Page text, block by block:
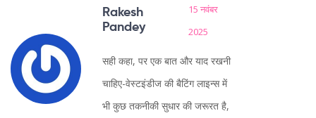
Rakesh
Pandey
15 नवंबर
2025
सही कहा, पर एक बात और याद रखनी
चाहिए-वेस्टइंडीज की बैटिंग लाइन्स में
भी कुछ तकनीकी सुधार की जरूरत है,